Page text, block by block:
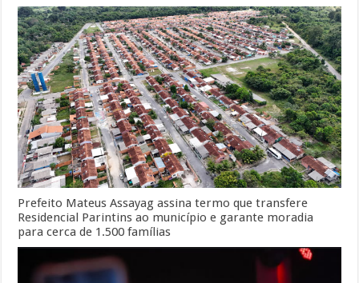
Prefeito Mateus Assayag assina termo que transfere
Residencial Parintins ao município e garante moradia
para cerca de 1.500 famílias